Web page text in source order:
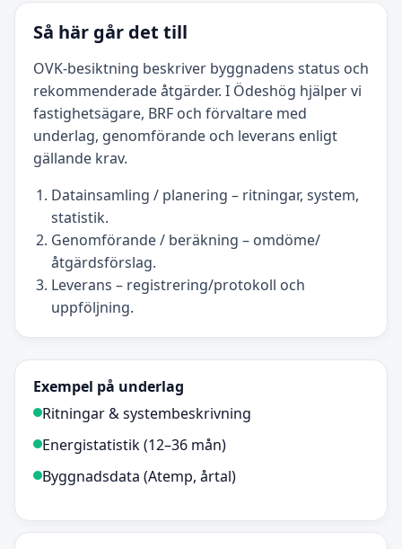
Så här går det till
OVK-besiktning beskriver byggnadens status och
rekommenderade åtgärder. I Ödeshög hjälper vi
fastighetsägare, BRF och förvaltare med
underlag, genomförande och leverans enligt
gällande krav.
Datainsamling / planering – ritningar, system,
statistik.
Genomförande / beräkning – omdöme/
åtgärdsförslag.
Leverans – registrering/protokoll och
uppföljning.
Exempel på underlag
Ritningar & systembeskrivning
Energistatistik (12–36 mån)
Byggnadsdata (Atemp, årtal)